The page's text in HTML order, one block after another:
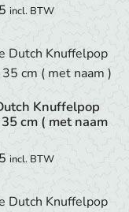
incl. BTW
Knuffelpop
cm ( met naam
incl. BTW